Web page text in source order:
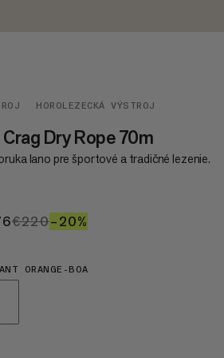
HOROLEZECKÁ VÝSTROJ
Dry Rope 70m
lano pre športové a tradičné lezenie.
€176
€220€220
–20%
ORANGE-BOA